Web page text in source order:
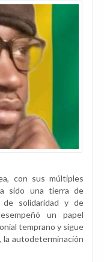
con sus múltiples
sido una tierra de
de solidaridad y de
un papel
temprano y sigue
la autodeterminación